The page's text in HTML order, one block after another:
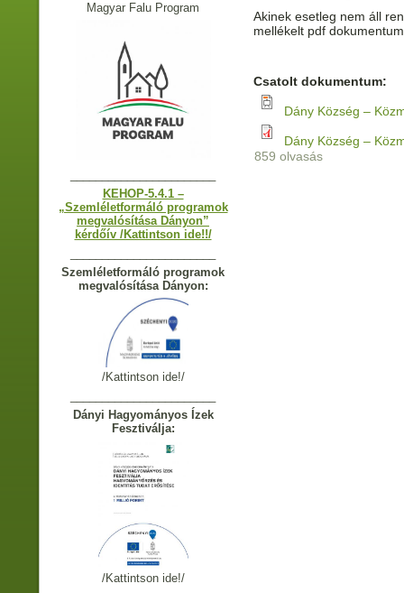
Magyar Falu Program
KEHOP-5.4.1 –
„Szemléletformáló programok
megvalósítása Dányon”
kérdőív /Kattintson ide!!/
Szemléletformáló programok
megvalósítása Dányon:
/Kattintson ide!/
Dányi Hagyományos Ízek
Fesztiválja:
/Kattintson ide!/
Akinek esetleg nem áll
mellékelt pdf
Csatolt dokumentum:
Dány Község –
Dány Község –
859 olvasás